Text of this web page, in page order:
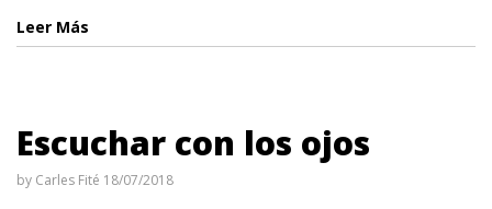
Leer Más
Escuchar con los ojos
by Carles Fité 18/07/2018